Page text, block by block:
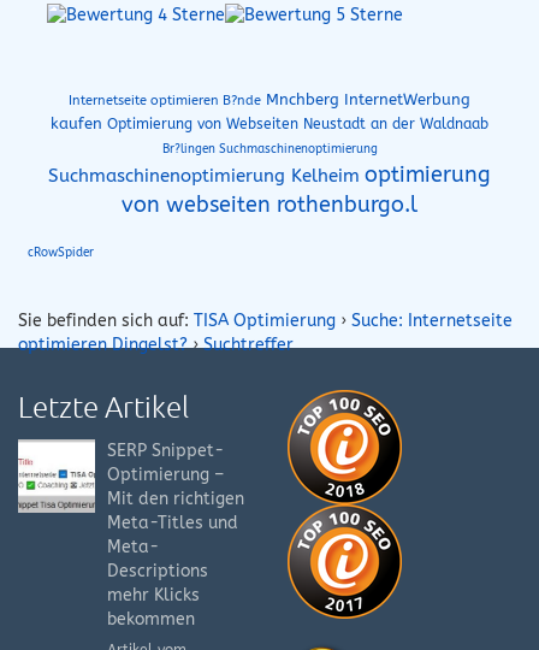
Internetseite optimieren B?nde Mnchberg InternetWerbung
kaufen Optimierung von Webseiten Neustadt an der Waldnaab
Br?lingen Suchmaschinenoptimierung
Suchmaschinenoptimierung Kelheim optimierung
von webseiten rothenburgo.l
cRowSpider
Sie befinden sich auf: TISA Optimierung › Suche: Internetseite
optimieren Dingelst?›Suchtreffer
Letzte Artikel
SERP Snippet-
Optimierung –
Mit den richtigen
Meta-Titles und
Meta-
Descriptions
mehr Klicks
bekommen